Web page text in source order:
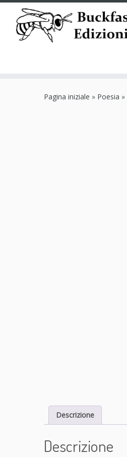
Pagina iniziale » Poesia »
Descrizione
Descrizione